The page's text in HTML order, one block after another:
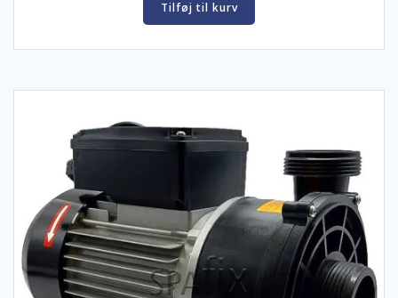
kr. 105,00.
Tilføj til kurv